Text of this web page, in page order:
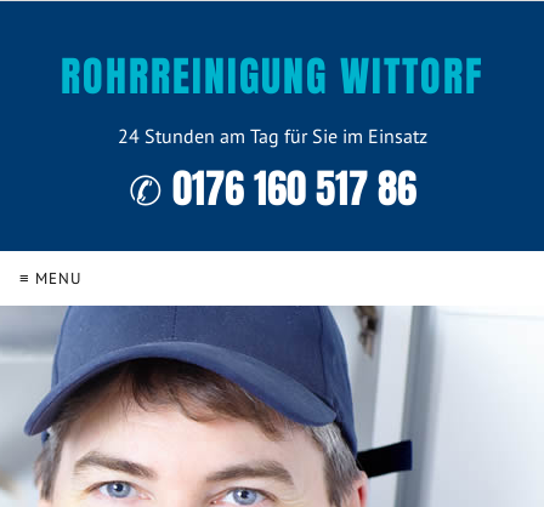
ROHRREINIGUNG WITTORF
24 Stunden am Tag für Sie im Einsatz
✆ 0176 160 517 86
≡ MENU